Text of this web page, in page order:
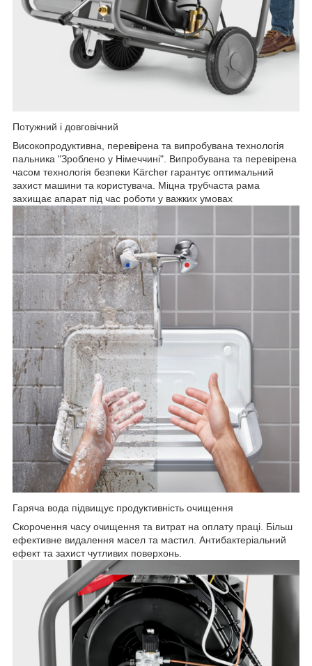
Потужний і довговічний
Високопродуктивна, перевірена та випробувана технологія
пальника "Зроблено у Німеччині". Випробувана та перевірена
часом технологія безпеки Kärcher гарантує оптимальний
захист машини та користувача. Міцна трубчаста рама
захищає апарат під час роботи у важких умовах
Гаряча вода підвищує продуктивність очищення
Скорочення часу очищення та витрат на оплату праці. Більш
ефективне видалення масел та мастил. Антибактеріальний
ефект та захист чутливих поверхонь.